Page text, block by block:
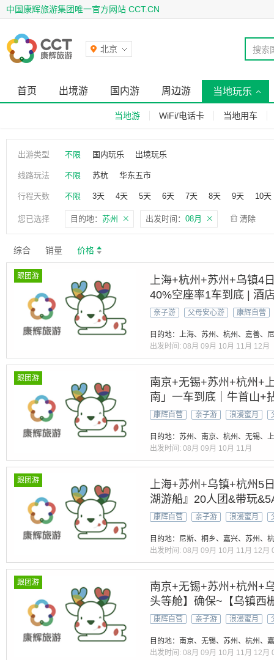
中国康辉旅游集团唯一官方网站 CCT.CN
北京 搜索
首页 出境游 国内游 周边游 当地玩乐
当地游 WiFi/电话卡 当地用车
出游类型 不限 国内玩乐 出境玩乐
线路玩法 不限 苏杭 华东五市
行程天数 不限 3天 4天 5天 6天 7天 8天 9天 10天
您已选择 目的地： 苏州 出发时间： 08月 清除
综合 销量 价格
跟团游
上海+杭州+苏州+乌镇4
40%空座率1车到底 | 酒
5A景区【留园+山塘街+
亲子游 父母安心游 康辉自营
目的地：上海、苏州、杭州、嘉善、
出发时间: 08月 09月 10月 11月 12月
跟团游
南京+无锡+苏州+杭州+
南」一车到底｜牛首山+
乡
康辉自营 亲子游 浪漫蜜月
目的地：苏州、南京、杭州、无锡、
出发时间: 08月 09月 10月 11月
跟团游
上海+苏州+乌镇+杭州5
湖游船』20人团&带玩
塘|乌镇西栅|水韵西湖·接
康辉自营 亲子游 浪漫蜜月
目的地：尼斯、桐乡、嘉兴、苏州、
出发时间: 08月 09月 10月 11月 12月
跟团游
南京+无锡+苏州+杭州+
头等舱】确保~【乌镇西
园+寒山寺】5A双水乡【
康辉自营 亲子游 浪漫蜜月
目的地：南京、无锡、苏州、杭州、
出发时间: 08月 09月 10月 11月 12月